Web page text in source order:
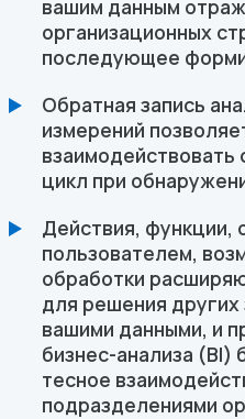
вашим данным
организационных
последующее
Обратная запись
измерений
взаимодействовать
цикл при
Действия, функции,
пользователем,
обработки
для решения других
вашими данными, и
бизнес-анализа
тесное
подразделениями